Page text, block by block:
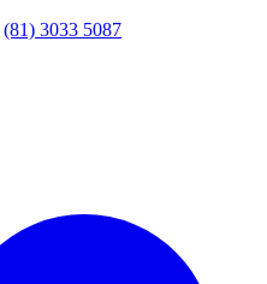
(81) 3033 5087